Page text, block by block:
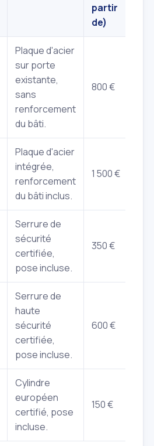
partir
de)
Plaque d'acier
sur porte
existante,
sans
renforcement
du bâti.
800 €
Plaque d'acier
intégrée,
renforcement
du bâti inclus.
1 500 €
Serrure de
sécurité
certifiée,
pose incluse.
350 €
Serrure de
haute
sécurité
certifiée,
pose incluse.
600 €
Cylindre
européen
certifié, pose
incluse.
150 €